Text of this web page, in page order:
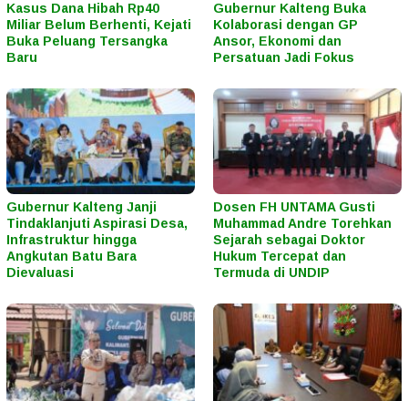
Kasus Dana Hibah Rp40
Miliar Belum Berhenti, Kejati
Buka Peluang Tersangka
Baru
Gubernur Kalteng Buka
Kolaborasi dengan GP
Ansor, Ekonomi dan
Persatuan Jadi Fokus
Gubernur Kalteng Janji
Tindaklanjuti Aspirasi Desa,
Infrastruktur hingga
Angkutan Batu Bara
Dievaluasi
Dosen FH UNTAMA Gusti
Muhammad Andre Torehkan
Sejarah sebagai Doktor
Hukum Tercepat dan
Termuda di UNDIP